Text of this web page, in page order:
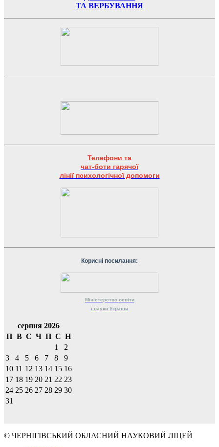
ТА ВЕРБУВАННЯ
Телефони та
чат-боти гарячої
лінії психологічної допомоги
Корисні посилання:
Міністерство освіти
і науки України
серпня 2026
П В С Ч П С Н
1
2
3
4 5 6 7 8
9
10 11 12 13 14 15 16
17 18 19 20 21 22 23
24 25 26 27 28 29 30
31
© ЧЕРНІГІВСЬКИЙ ОБЛАСНИЙ НАУКОВИЙ ЛІЦЕЙ